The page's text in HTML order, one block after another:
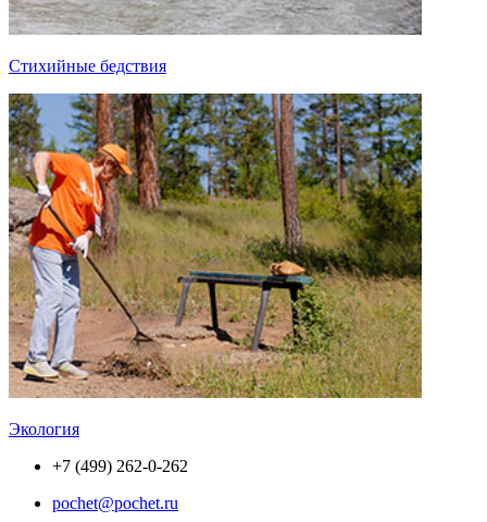
Стихийные бедствия
Экология
+7 (499) 262-0-262
pochet@pochet.ru